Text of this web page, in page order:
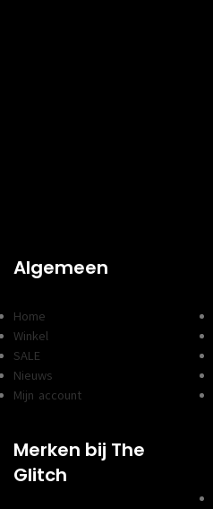
Algemeen
Home
Winkel
SALE
Nieuws
Mijn account
Merken bij The
Glitch